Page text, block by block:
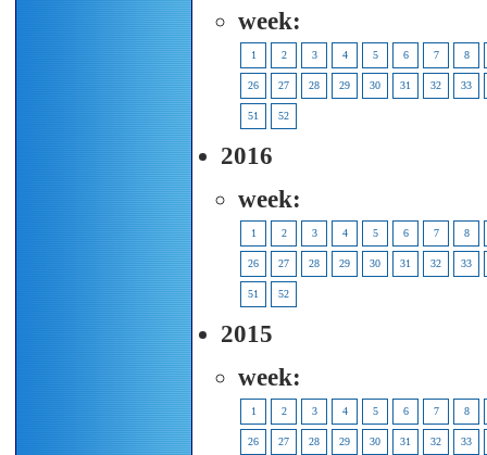
week:
1 2 3 4 5 6 7 8
26 27 28 29 30 31 32 33
51 52
2016
week:
1 2 3 4 5 6 7 8
26 27 28 29 30 31 32 33
51 52
2015
week:
1 2 3 4 5 6 7 8
26 27 28 29 30 31 32 33